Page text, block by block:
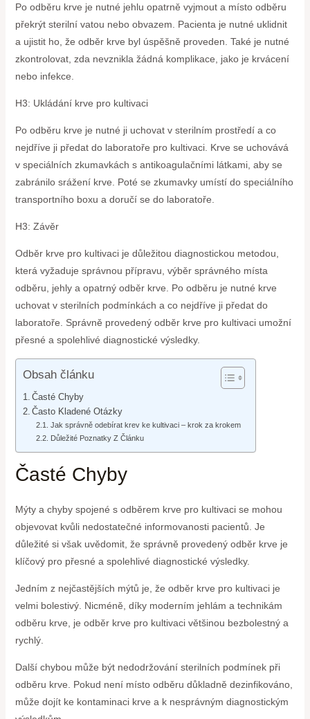
Po odběru krve je nutné jehlu opatrně vyjmout a místo odběru
překrýt sterilní vatou nebo obvazem. Pacienta je nutné uklidnit
a ujistit ho, že odběr krve byl úspěšně proveden. Také je nutné
zkontrolovat, zda nevznikla žádná komplikace, jako je krvácení
nebo infekce.
H3: Ukládání krve pro kultivaci
Po odběru krve je nutné ji uchovat v sterilním prostředí a co
nejdříve ji předat do laboratoře pro kultivaci. Krve se uchovává
v speciálních zkumavkách s antikoagulačními látkami, aby se
zabránilo srážení krve. Poté se zkumavky umístí do speciálního
transportního boxu a doručí se do laboratoře.
H3: Závěr
Odběr krve pro kultivaci je důležitou diagnostickou metodou,
která vyžaduje správnou přípravu, výběr správného místa
odběru, jehly a opatrný odběr krve. Po odběru je nutné krve
uchovat v sterilních podmínkách a co nejdříve ji předat do
laboratoře. Správně provedený odběr krve pro kultivaci umožní
přesné a spolehlivé diagnostické výsledky.
Obsah článku
Časté Chyby
Často Kladené Otázky
Jak správně odebírat krev ke kultivaci – krok za krokem
Důležité Poznatky Z Článku
Časté Chyby
Mýty a chyby spojené s odběrem krve pro kultivaci se mohou
objevovat kvůli nedostatečné informovanosti pacientů. Je
důležité si však uvědomit, že správně provedený odběr krve je
klíčový pro přesné a spolehlivé diagnostické výsledky.
Jedním z nejčastějších mýtů je, že odběr krve pro kultivaci je
velmi bolestivý. Nicméně, díky moderním jehlám a technikám
odběru krve, je odběr krve pro kultivaci většinou bezbolestný a
rychlý.
Další chybou může být nedodržování sterilních podmínek při
odběru krve. Pokud není místo odběru důkladně dezinfikováno,
může dojít ke kontaminaci krve a k nesprávným diagnostickým